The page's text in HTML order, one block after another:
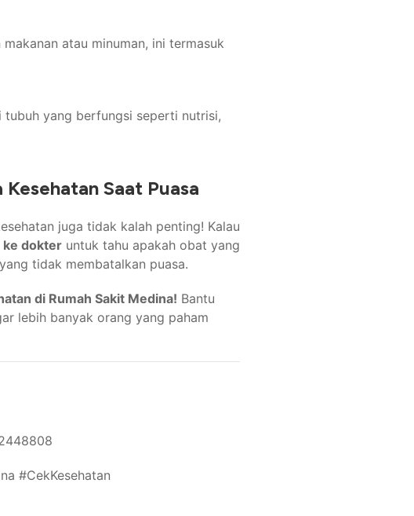
atau minuman, ini termasuk
tubuh yang berfungsi seperti nutrisi,
Saat Puasa
juga tidak kalah penting! Kalau
ke dokteruntuk tahu apakah obat yang
tidak membatalkan puasa.
di Rumah Sakit Medina! Bantu
lebih banyak orang yang paham
#CekKesehatan